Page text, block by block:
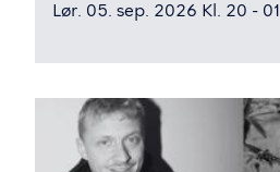
Lør. 05. sep. 2026 Kl. 20 - 01